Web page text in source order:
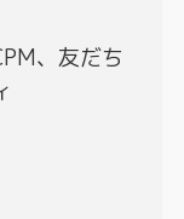
、友だち